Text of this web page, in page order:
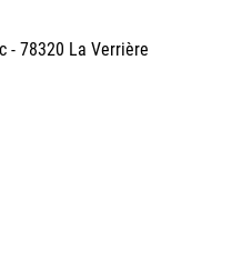
- 78320 La Verrière